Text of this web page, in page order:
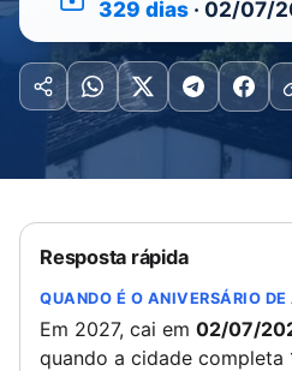
329 dias · 02/07/
Resposta rápida
QUANDO É O ANIVERSÁRIO
Em 2027, cai em 02/07/
quando a cidade completa